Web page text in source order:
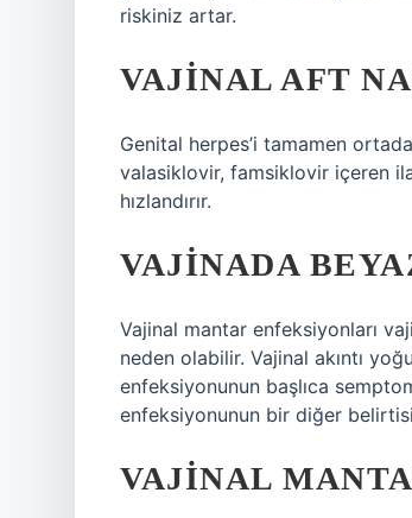
riskiniz artar.
VAJINAL AFT
Genital herpes’i tamamen
valasiklovir, famsiklovir içeren
hızlandırır.
VAJINADA
Vajinal mantar enfeksiyonları
neden olabilir. Vajinal akıntı
enfeksiyonunun başlıca
enfeksiyonunun bir diğer
VAJINAL